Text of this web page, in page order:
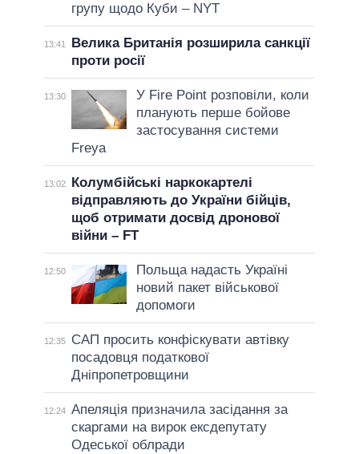
групу щодо Куби – NYT
13:41
Велика Британія розширила санкції
проти росії
13:30
У Fire Point розповіли, коли
планують перше бойове
застосування системи
Freya
13:02
Колумбійські наркокартелі
відправляють до України бійців,
щоб отримати досвід дронової
війни – FT
12:50
Польща надасть Україні
новий пакет військової
допомоги
12:35
САП просить конфіскувати автівку
посадовця податкової
Дніпропетровщини
12:24 Апеляція призначила засідання за
скаргами на вирок ексдепутату
Одеської облради